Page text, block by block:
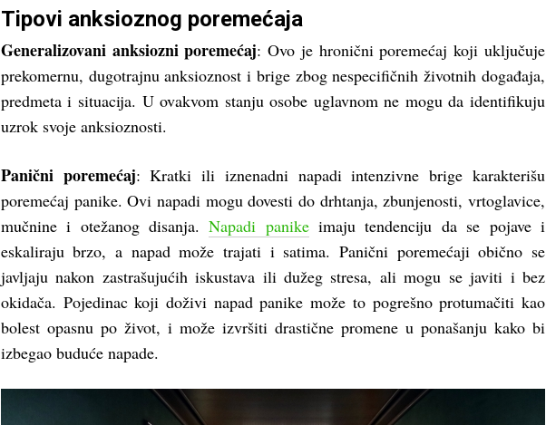
Tipovi anksioznog poremećaja
Generalizovani anksiozni poremećaj: Ovo je hronični poremećaj koji uključuje
prekomernu, dugotrajnu anksioznost i brige zbog nespecifičnih životnih događaja,
predmeta i situacija. U ovakvom stanju osobe uglavnom ne mogu da identifikuju
uzrok svoje anksioznosti.
Panični poremećaj: Kratki ili iznenadni napadi intenzivne brige karakterišu
poremećaj panike. Ovi napadi mogu dovesti do drhtanja, zbunjenosti, vrtoglavice,
mučnine i otežanog disanja.Napadi panikeimaju tendenciju da se pojave i
eskaliraju brzo, a napad može trajati i satima. Panični poremećaji obično se
javljaju nakon zastrašujućih iskustava ili dužeg stresa, ali mogu se javiti i bez
okidača. Pojedinac koji doživi napad panike može to pogrešno protumačiti kao
bolest opasnu po život, i može izvršiti drastične promene u ponašanju kako bi
izbegao buduće napade.